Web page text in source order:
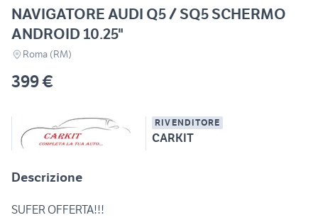
NAVIGATORE AUDI Q5 / SQ5 SCHERMO
ANDROID 10.25"
Roma (RM)
399 €
RIVENDITORE
CARKIT
Descrizione
SUFER OFFERTA!!!